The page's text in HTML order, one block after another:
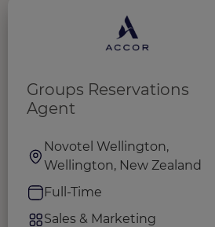
Groups Reservations
Agent
Novotel Wellington,
Wellington, New Zealand
Full-Time
Sales & Marketing